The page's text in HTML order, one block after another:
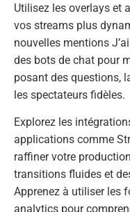
Utilisez les overlays et
vos streams plus
nouvelles mentions
des bots de chat pour
posant des questions,
les spectateurs fidèles.
Explorez les
applications comme
raffiner votre
transitions fluides et
Apprenez à utiliser les
analytics pour